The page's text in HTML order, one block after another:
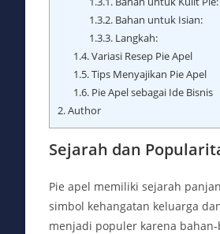
1.3.2.Bahan untuk Isian:
1.3.3.Langkah:
1.4.Variasi Resep Pie Apel
1.5.Tips Menyajikan Pie Apel
1.6.Pie Apel sebagai Ide Bisnis
2.Author
Sejarah dan
Pie apel memiliki sejarah
simbol kehangatan keluarga
menjadi populer karena